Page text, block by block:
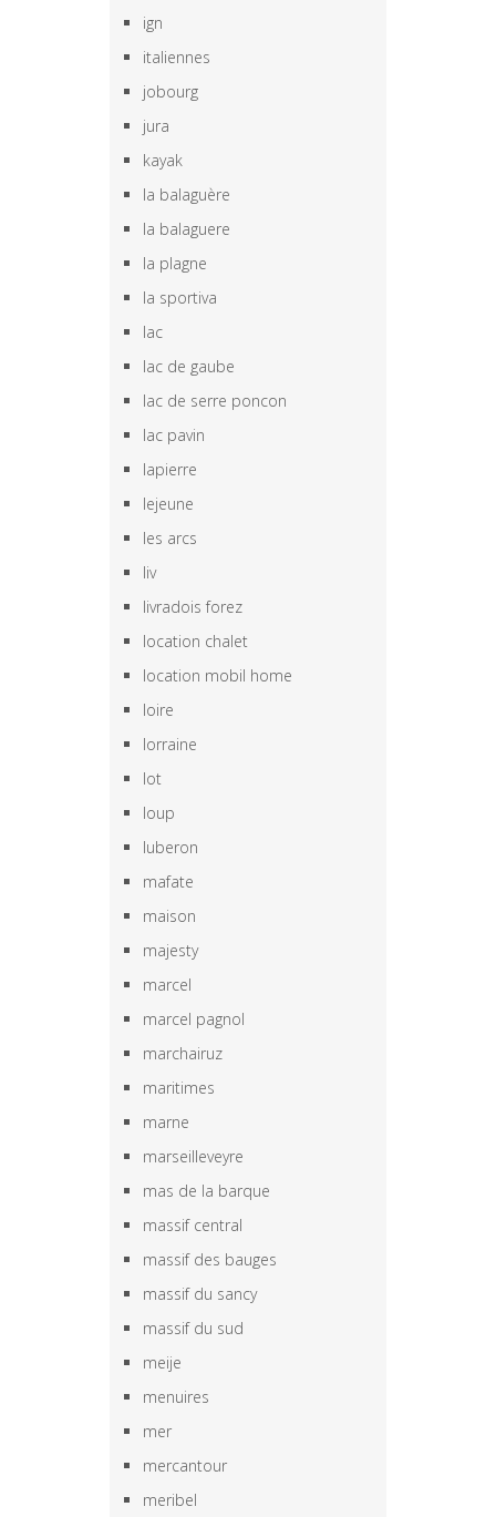
ign
italiennes
jobourg
jura
kayak
la balaguère
la balaguere
la plagne
la sportiva
lac
lac de gaube
lac de serre poncon
lac pavin
lapierre
lejeune
les arcs
liv
livradois forez
location chalet
location mobil home
loire
lorraine
lot
loup
luberon
mafate
maison
majesty
marcel
marcel pagnol
marchairuz
maritimes
marne
marseilleveyre
mas de la barque
massif central
massif des bauges
massif du sancy
massif du sud
meije
menuires
mer
mercantour
meribel